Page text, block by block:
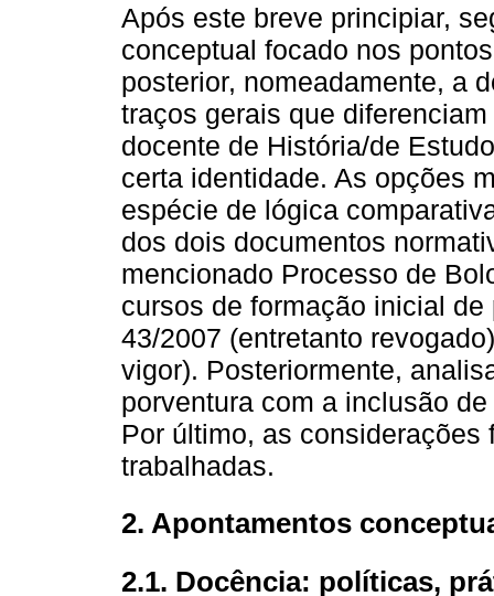
Após este breve principiar,
conceptual focado nos
posterior, nomeadamente, a
traços gerais que
docente de História/de
certa identidade. As opções
espécie de lógica
dos dois documentos
mencionado Processo de
cursos de formação inicial
43/2007 (entretanto
vigor). Posteriormente,
porventura com a inclusão
Por último, as
trabalhadas.
2. Apontamentos
2.1. Docência: políticas,